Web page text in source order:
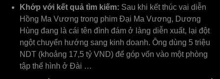
Khớp với kết quả tìm kiếm: Sau khi kết thúc vai diễn
Hồng Ma Vương trong phim Đại Ma Vương, Dương
Hùng đang là cái tên đình đám ở làng diễn xuất, lại đột
ngột chuyển hướng sang kinh doanh. Ông dùng 5 triệu
NDT (khoảng 17,5 tỷ VND) để góp vốn vào một phòng
tập thể hình ở Đài …